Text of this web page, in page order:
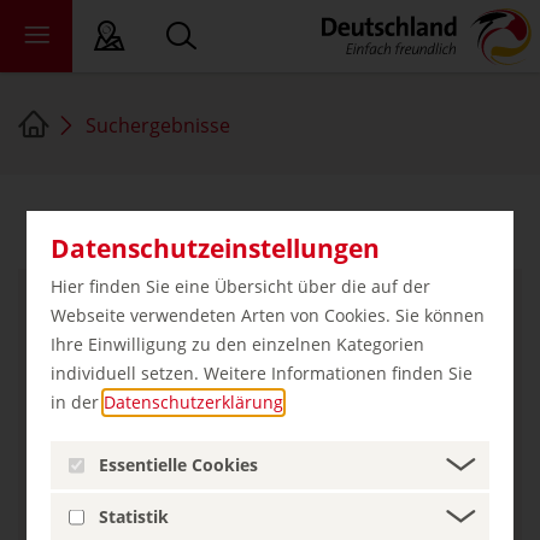
Datenschutzeinstellungen
Hier finden Sie eine Übersicht über die auf der
Webseite verwendeten Arten von Cookies. Sie können
Ihre Einwilligung zu den einzelnen Kategorien
individuell setzen. Weitere Informationen finden Sie
in der Datenschutzerklärung
Essentielle Cookies
Statistik
Sprache
uns
Suchergebnisse